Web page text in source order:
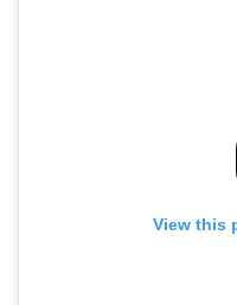
View this